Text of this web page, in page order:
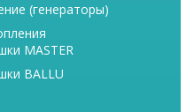
(генераторы)
MASTER
BALLU